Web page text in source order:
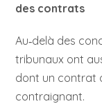
des contrats
Au‑delà des
tribunaux ont
dont un contrat
contraignant.